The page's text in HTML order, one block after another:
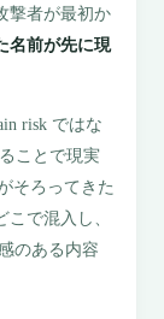
撃者が最初か
名前が先に現
risk ではな
ことで現実
そろってきた
で混入し、
のある内容